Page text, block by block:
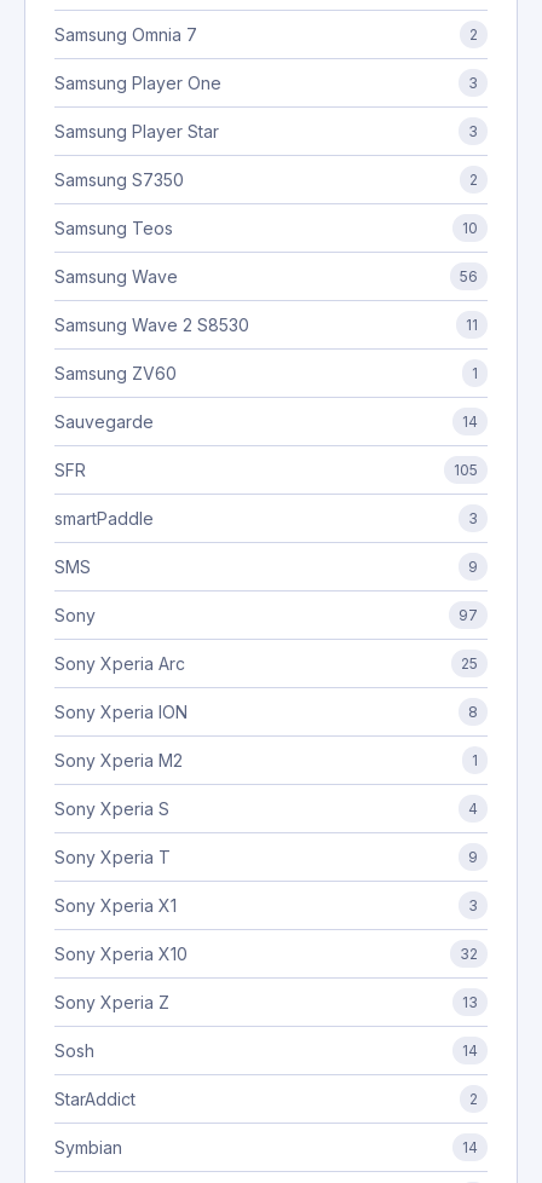
Samsung Omnia 7 2
Samsung Player One 3
Samsung Player Star 3
Samsung S7350 2
Samsung Teos 10
Samsung Wave 56
Samsung Wave 2 S8530 11
Samsung ZV60 1
Sauvegarde 14
SFR 105
smartPaddle 3
SMS 9
Sony 97
Sony Xperia Arc 25
Sony Xperia ION 8
Sony Xperia M2 1
Sony Xperia S 4
Sony Xperia T 9
Sony Xperia X1 3
Sony Xperia X10 32
Sony Xperia Z 13
Sosh 14
StarAddict 2
Symbian 14